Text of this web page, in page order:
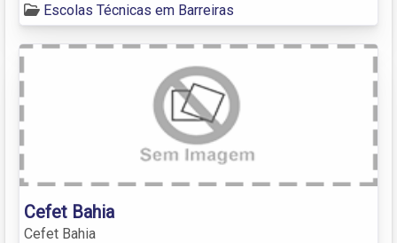
Escolas Técnicas em Barreiras
Cefet Bahia
Cefet Bahia